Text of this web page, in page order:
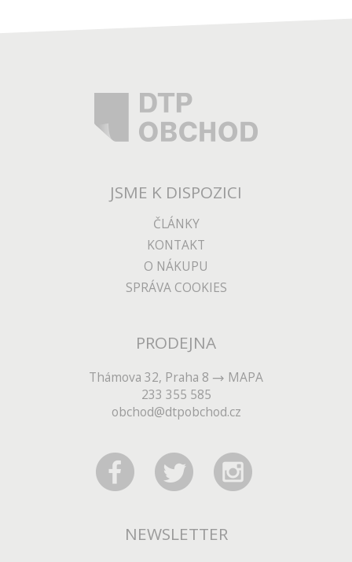
JSME K DISPOZICI
ČLÁNKY
KONTAKT
O NÁKUPU
SPRÁVA COOKIES
PRODEJNA
Thámova 32, Praha 8
MAPA
233 355 585
obchod@dtpobchod.cz
NEWSLETTER